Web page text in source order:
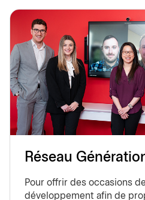
Réseau
Pour offrir des occasions
développement afin de